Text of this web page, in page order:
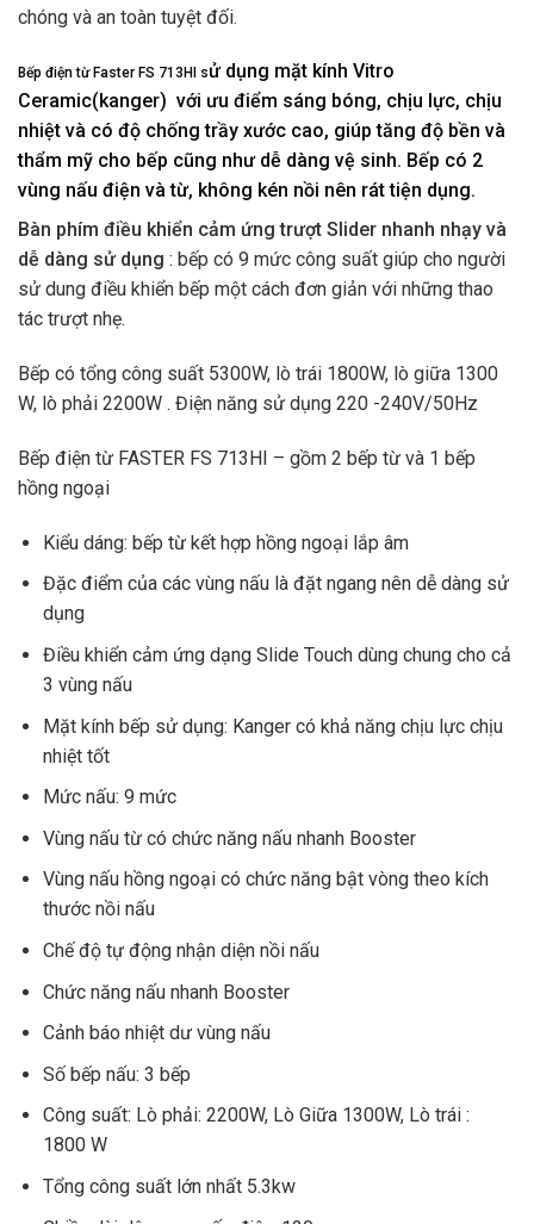
chóng và an toàn tuyệt đối.
Bếp điện từ Faster FS 713HI sử dụng mặt kính Vitro
Ceramic(kanger) với ưu điểm sáng bóng, chịu lực, chịu
nhiệt và có độ chống trầy xước cao, giúp tăng độ bền và
thẩm mỹ cho bếp cũng như dễ dàng vệ sinh. Bếp có 2
vùng nấu điện và từ, không kén nồi nên rát tiện dụng.
Bàn phím điều khiển cảm ứng trượt Slider nhanh nhạy và
dễ dàng sử dụng : bếp có 9 mức công suất giúp cho người
sử dung điều khiển bếp một cách đơn giản với những thao
tác trượt nhẹ.
Bếp có tổng công suất 5300W, lò trái 1800W, lò giữa 1300
W, lò phải 2200W . Điện năng sử dụng 220 -240V/50Hz
Bếp điện từ FASTER FS 713HI – gồm 2 bếp từ và 1 bếp
hồng ngoại
Kiểu dáng: bếp từ kết hợp hồng ngoại lắp âm
Đặc điểm của các vùng nấu là đặt ngang nên dễ dàng sử
dụng
Điều khiển cảm ứng dạng Slide Touch dùng chung cho cả
3 vùng nấu
Mặt kính bếp sử dụng: Kanger có khả năng chịu lực chịu
nhiệt tốt
Mức nấu: 9 mức
Vùng nấu từ có chức năng nấu nhanh Booster
Vùng nấu hồng ngoại có chức năng bật vòng theo kích
thước nồi nấu
Chế độ tự động nhận diện nồi nấu
Chức năng nấu nhanh Booster
Cảnh báo nhiệt dư vùng nấu
Số bếp nấu: 3 bếp
Công suất: Lò phải: 2200W, Lò Giữa 1300W, Lò trái :
1800 W
Tổng công suất lớn nhất 5.3kw